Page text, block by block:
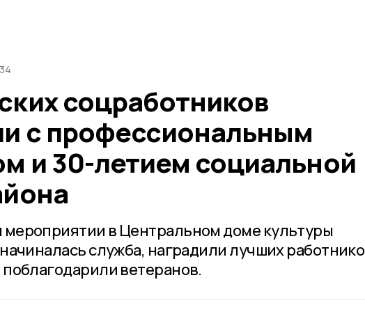
соцработников
с профессиональным
и 30-летием социальной
в Центральном доме культуры
служба, наградили лучших
ветеранов.